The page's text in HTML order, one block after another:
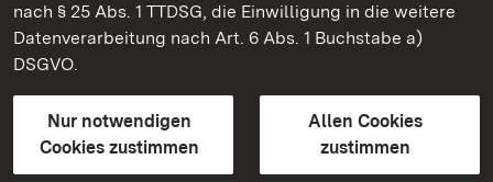
nach § 25 Abs. 1 TTDSG, die Einwilligung in die weitere
Datenverarbeitung nach Art. 6 Abs. 1 Buchstabe a)
DSGVO.
Nur notwendigen
Cookies zustimmen
Allen Cookies
zustimmen
Staatliche Schlösser und Gärten Baden-Württemberg
Kontakt
GebärdenspracheLeichte Sprache
Erklärung zur Barrierefreiheit
BITV-konform (geprüfte Seiten)